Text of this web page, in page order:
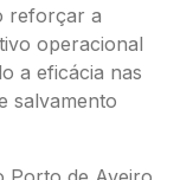
reforçar a
operacional
a eficácia nas
salvamento